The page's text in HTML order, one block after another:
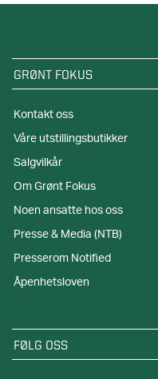
GRØNT FOKUS
Kontakt oss
Våre utstillingsbutikker
Salgvilkår
Om Grønt Fokus
Noen ansatte hos oss
Presse & Media (NTB)
Presserom Notified
Åpenhetsloven
FØLG OSS